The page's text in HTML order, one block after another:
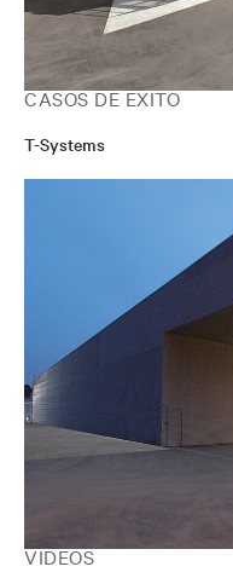
CASOS DE ÉXITO
T-Systems
VIDEOS